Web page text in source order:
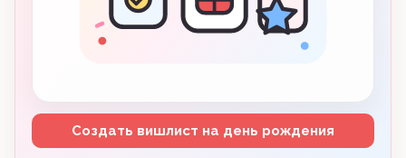
Создать вишлист на день рождения